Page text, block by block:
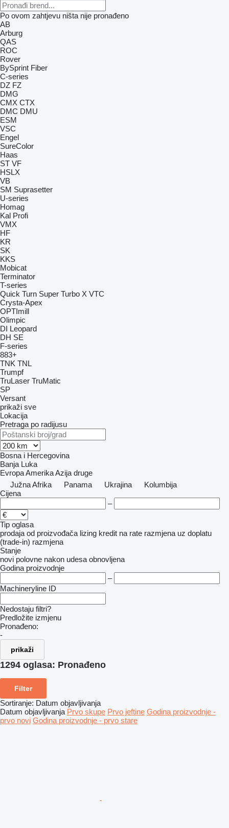
Po ovom zahtjevu ništa nije pronađeno
AB
Arburg
QAS
ROC
Rover
BySprint Fiber
C-series
DZ FZ
DMG
CMX CTX
DMC DMU
ESM
VSC
Engel
SureColor
Haas
ST VF
HSLX
VB
SM Suprasetter
U-series
Homag
Kal Profi
VMX
HF
KR
SK
KKS
Mobicat
Terminator
T-series
Quick Turn Super Turbo X VTC
Crysta-Apex
OPTImill
Olimpic
DI Leopard
DH SE
F-series
883+
TNK TNL
Trumpf
TruLaser TruMatic
SP
Versant
prikaži sve
Lokacija
Pretraga po radijusu
Bosna i Hercegovina
Banja Luka
EvropaAmerikaAzija druge
Južna Afrika
Panama Ukrajina
Kolumbija
Cijena
–
Tip oglasa
prodaja od proizvođača lizing kredit na rate razmjena uz doplatu
(trade-in) razmjena
Stanje
novi polovne nakon udesa obnovljena
Godina proizvodnje
–
Machineryline ID
Nedostaju filtri?
Predložite izmjenu
Pronađeno:
-
prikaži
1294 oglasa: Pronađeno
Filter
Sortiranje: Datum objavljivanja
Datum objavljivanja Prvo skupe Prvo jeftine Godina proizvodnje -
prvo novi Godina proizvodnje - prvo stare